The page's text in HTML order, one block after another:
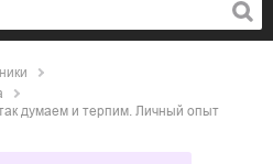
думаем и терпим. Личный опыт